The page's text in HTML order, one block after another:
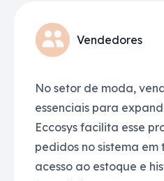
Vendedores
No setor de moda,
essenciais para
Eccosys facilita esse
pedidos no sistema em
acesso ao estoque e